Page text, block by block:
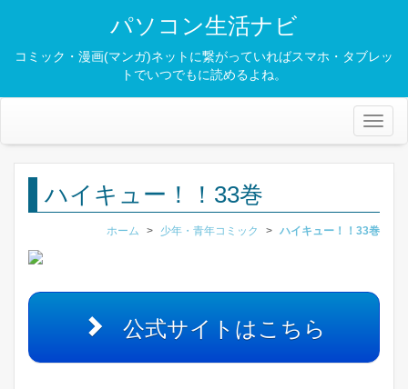
パソコン生活ナビ
コミック・漫画(マンガ)ネットに繋がっていればスマホ・タブレッ
トでいつでもに読めるよね。
ハイキュー！！33巻
ホーム > 少年・青年コミック > ハイキュー！！33巻
公式サイトはこちら